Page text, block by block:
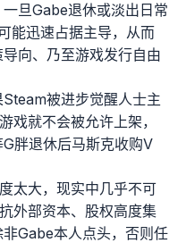
旦Gabe退休或淡出日常
能迅速占据主导，从而
向、乃至游戏发行自由
被进步觉醒人士主
戏就不会被允许上架，
胖退休后马斯克收购V
太大，现实中几乎不可
外部资本、股权高度集
Gabe本人点头，否则任